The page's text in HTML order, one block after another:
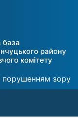
база
району
комітету
порушенням зору